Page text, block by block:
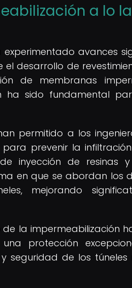
a lo
avances
desarrollo de
de membranas
ha sido fundamental
permitido a los
prevenir la
inyección de resinas
en que se abordan los
mejorando
la impermeabilización
protección
seguridad de los túneles